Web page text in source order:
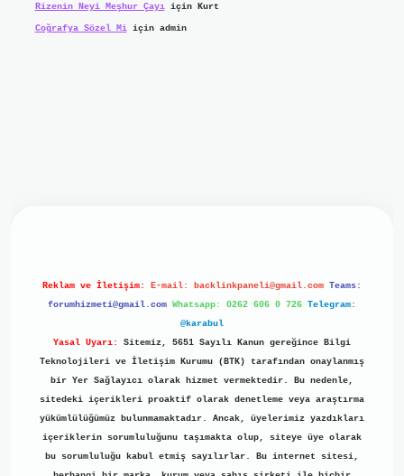
Rizenin Neyi Meşhur Çayıiçin Kurt
Coğrafya Sözel Miiçin admin
Reklam ve İletişim: E-mail: backlinkpaneli@gmail.com Teams:
forumhizmeti@gmail.com Whatsapp: 0262 606 0 726 Telegram:
@karabul
Yasal Uyarı:
Sitemiz, 5651 Sayılı Kanun gereğince Bilgi
Teknolojileri ve İletişim Kurumu (BTK) tarafından onaylanmış
bir Yer Sağlayıcı olarak hizmet vermektedir. Bu nedenle,
sitedeki içerikleri proaktif olarak denetleme veya araştırma
yükümlülüğümüz bulunmamaktadır. Ancak, üyelerimiz yazdıkları
içeriklerin sorumluluğunu taşımakta olup, siteye üye olarak
bu sorumluluğu kabul etmiş sayılırlar. Bu internet sitesi,